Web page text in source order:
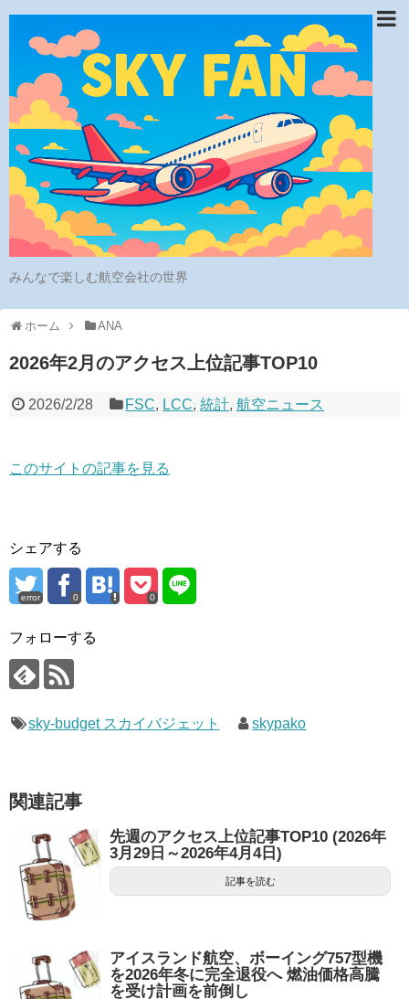
みんなで楽しむ航空会社の世界
ホーム ANA
2026年2月のアクセス上位記事TOP10
2026/2/28 FSC, LCC,統計,航空ニュース
このサイトの記事を見る
シェアする
error 0 0
フォローする
sky-budget スカイバジェット skypako
関連記事
先週のアクセス上位記事TOP10 (2026年
3月29日～2026年4月4日)
記事を読む
アイスランド航空、ボーイング757型機
を2026年冬に完全退役へ 燃油価格高騰
を受け計画を前倒し